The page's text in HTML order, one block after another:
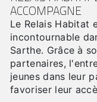
ACCOMPAGNE
Le Relais Habitat
incontournable
Sarthe. Grâce à
partenaires,
jeunes dans leur
favoriser leur